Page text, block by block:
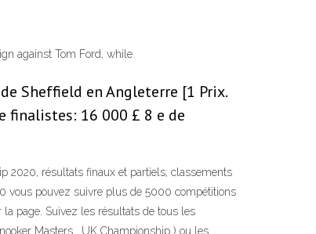
against Tom Ford, while
Sheffield en Angleterre [1 Prix.
finalistes: 16 000 £ 8 e de
2020, résultats finaux et partiels, classements
vous pouvez suivre plus de 5000 compétitions
page. Suivez les résultats de tous les
Masters , UK Championship ) ou les